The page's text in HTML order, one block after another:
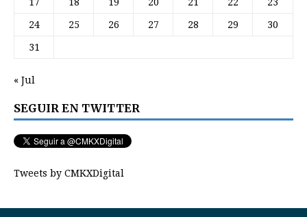
24 25 26 27 28 29 30
31
« Jul
SEGUIR EN TWITTER
Tweets by CMKXDigital